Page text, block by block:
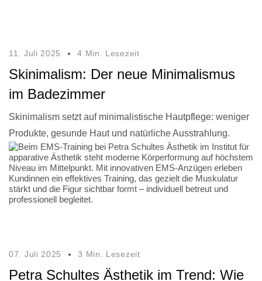
11. Juli 2025 4 Min. Lesezeit
Skinimalism: Der neue Minimalismus
im Badezimmer
Skinimalism setzt auf minimalistische Hautpflege: weniger
Produkte, gesunde Haut und natürliche Ausstrahlung.
07. Juli 2025 3 Min. Lesezeit
Petra Schultes Ästhetik im Trend: Wie